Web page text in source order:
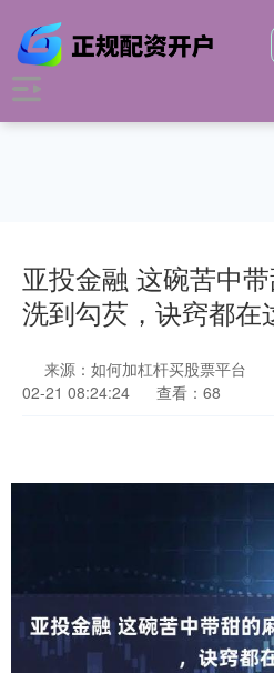
亚投金融 这碗苦中
洗到勾芡，诀窍都在
来源：如何加杠杆买股票平台
02-21 08:24:24
查看：68